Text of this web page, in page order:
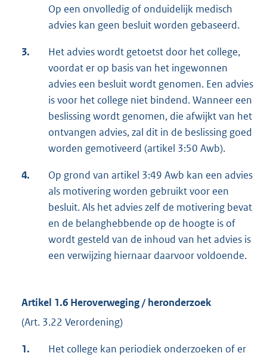
Op een onvolledig of onduidelijk medisch
advies kan geen besluit worden gebaseerd.
3.
Het advies wordt getoetst door het college,
voordat er op basis van het ingewonnen
advies een besluit wordt genomen. Een advies
is voor het college niet bindend. Wanneer een
beslissing wordt genomen, die afwijkt van het
ontvangen advies, zal dit in de beslissing goed
worden gemotiveerd (artikel 3:50 Awb).
4.
Op grond van artikel 3:49 Awb kan een advies
als motivering worden gebruikt voor een
besluit. Als het advies zelf de motivering bevat
en de belanghebbende op de hoogte is of
wordt gesteld van de inhoud van het advies is
een verwijzing hiernaar daarvoor voldoende.
Artikel 1.6 Heroverweging / heronderzoek
(Art. 3.22 Verordening)
1.
Het college kan periodiek onderzoeken of er